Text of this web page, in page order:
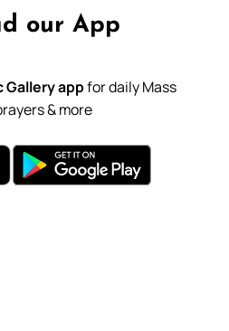
our App
Gallery appfor daily Mass
& more